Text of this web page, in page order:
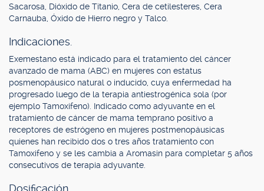
Sacarosa, Dióxido de Titanio, Cera de cetilesteres, Cera
Carnauba, Óxido de Hierro negro y Talco.
Indicaciones.
Exemestano está indicado para el tratamiento del cáncer
avanzado de mama (ABC) en mujeres con estatus
posmenopáusico natural o inducido, cuya enfermedad ha
progresado luego de la terapia antiestrogénica sola (por
ejemplo Tamoxifeno). Indicado como adyuvante en el
tratamiento de cáncer de mama temprano positivo a
receptores de estrógeno en mujeres postmenopáusicas
quienes han recibido dos o tres años tratamiento con
Tamoxifeno y se les cambia a Aromasin para completar 5 años
consecutivos de terapia adyuvante.
Dosificación.